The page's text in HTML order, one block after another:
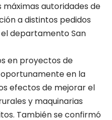
autoridades de
a distintos pedidos
departamento San
en proyectos de
en la
efectos de mejorar el
y maquinarias
También se confirmó